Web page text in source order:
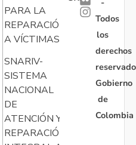
PARA LA
REPARACIÓN
A VÍCTIMAS
SNARIV-
SISTEMA
NACIONAL
DE
ATENCIÓN Y
REPARACIÓN
-
Todos
los
derechos
Gobierno
de
Colombia